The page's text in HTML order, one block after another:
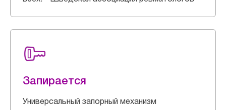
Запирается
Универсальный запорный механизм